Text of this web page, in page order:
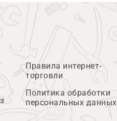
Правила интернет-
торговли
Политика обработки
персональных данных